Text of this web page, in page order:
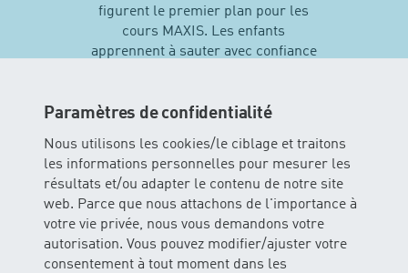
Paramètres de confidentialité
Nous utilisons les cookies/le ciblage et traitons
les informations personnelles pour mesurer les
résultats et/ou adapter le contenu de notre site
web. Parce que nous attachons de l'importance à
votre vie privée, nous vous demandons votre
autorisation. Vous pouvez modifier/ajuster votre
consentement à tout moment dans les
figurent le premier plan pour les
cours MAXIS. Les enfants
apprennent à sauter avec confiance
techniques de natation…
En savoir plus sur MAXIS